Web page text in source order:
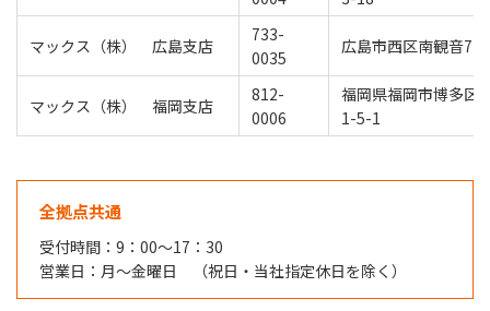
マックス（株） 広島支店
733-
0035
広島市西区南観音7-
マックス（株） 福岡支店
812-
0006
福岡県福岡市博多区
1-5-1
全拠点共通
受付時間：9：00～17：30
営業日：月～金曜日 （祝日・当社指定休日を除く）